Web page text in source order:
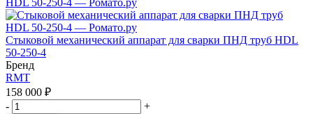
Стыковой механический аппарат для сварки ПНД труб HDL
50-250-4
Бренд
RMT
158 000 ₽
-
+